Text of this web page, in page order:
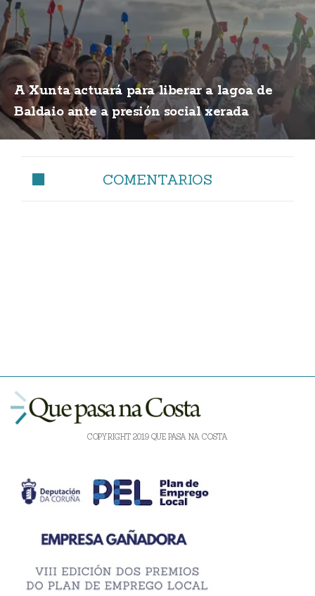
A Xunta actuará para liberar a lagoa de
Baldaio ante a presión social xerada
COMENTARIOS
COPYRIGHT 2019 QUE PASA NA COSTA